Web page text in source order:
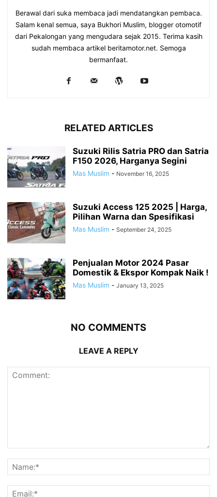
Berawal dari suka membaca jadi mendatangkan pembaca.
Salam kenal semua, saya Bukhori Muslim, blogger otomotif
dari Pekalongan yang mengudara sejak 2015. Terima kasih
sudah membaca artikel beritamotor.net. Semoga
bermanfaat.
RELATED ARTICLES
Suzuki Rilis Satria PRO dan Satria
F150 2026, Harganya Segini
Mas Muslim - November 16, 2025
Suzuki Access 125 2025 | Harga,
Pilihan Warna dan Spesifikasi
Mas Muslim - September 24, 2025
Penjualan Motor 2024 Pasar
Domestik & Ekspor Kompak Naik !
Mas Muslim - January 13, 2025
NO COMMENTS
LEAVE A REPLY